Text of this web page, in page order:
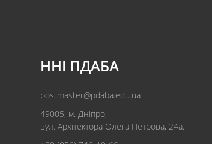
ННІ ПДАБА
postmaster@pdaba.edu.ua
49005, м. Дніпро,
вул. Архітектора Олега Петрова, 24а.